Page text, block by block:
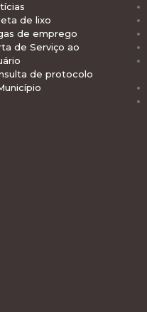
de lixo
de emprego
de Serviço ao
de protocolo